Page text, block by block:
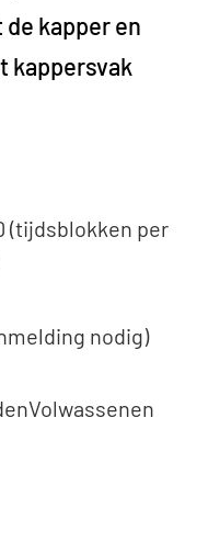
kapper en
kappersvak
(tijdsblokken per
nodig)
Volwassenen